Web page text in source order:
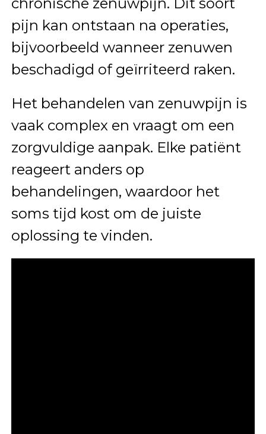
chronische zenuwpijn. Dit soort
pijn kan ontstaan na operaties,
bijvoorbeeld wanneer zenuwen
beschadigd of geïrriteerd raken.
Het behandelen van zenuwpijn is
vaak complex en vraagt om een
zorgvuldige aanpak. Elke patiënt
reageert anders op
behandelingen, waardoor het
soms tijd kost om de juiste
oplossing te vinden.